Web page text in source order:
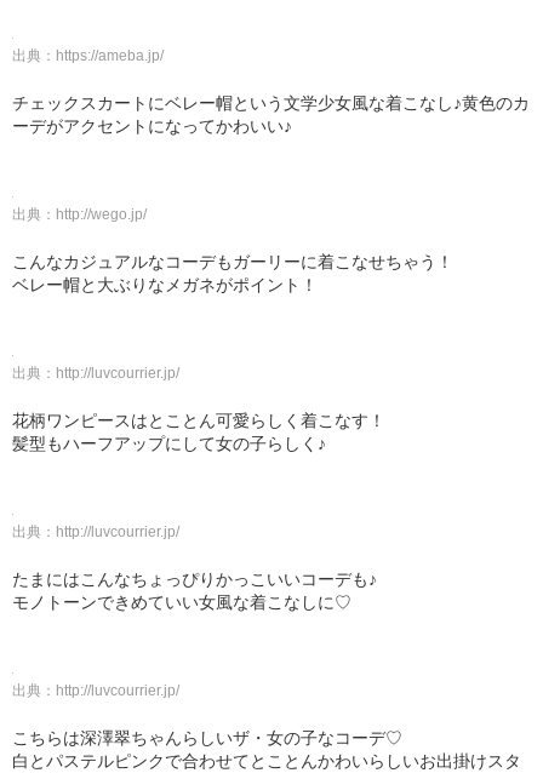
出典： https://ameba.jp/
チェックスカートにベレー帽という文学少女風な着こなし♪黄色のカ
ーデがアクセントになってかわいい♪
出典： http://wego.jp/
こんなカジュアルなコーデもガーリーに着こなせちゃう！
ベレー帽と大ぶりなメガネがポイント！
出典： http://luvcourrier.jp/
花柄ワンピースはとことん可愛らしく着こなす！
髪型もハーフアップにして女の子らしく♪
出典： http://luvcourrier.jp/
たまにはこんなちょっぴりかっこいいコーデも♪
モノトーンできめていい女風な着こなしに♡
出典： http://luvcourrier.jp/
こちらは深澤翠ちゃんらしいザ・女の子なコーデ♡
白とパステルピンクで合わせてとことんかわいらしいお出掛けスタ